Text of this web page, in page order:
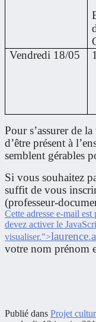
Vendredi 18/05
Pour s’assurer de
d’être présent à
semblent gérables
Si vous souhaitez
suffit de vous
(professeur-
Cette adresse e-mail
devez activer le
visualiser.">
votre nom prénom
Publié dans Projet